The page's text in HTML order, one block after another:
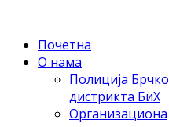
Почетна
О нама
Полиција Брчко
дистрикта БиХ
Организациона